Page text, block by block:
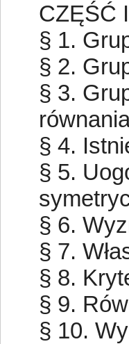
CZĘŚĆ
§ 1.
§ 2.
§ 3.
§ 4.
§ 5.
§ 6.
§ 7.
§ 8.
§ 9.
§ 10.